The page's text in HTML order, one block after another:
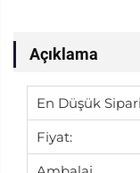
Açıklama
En Düşük
Fiyat: